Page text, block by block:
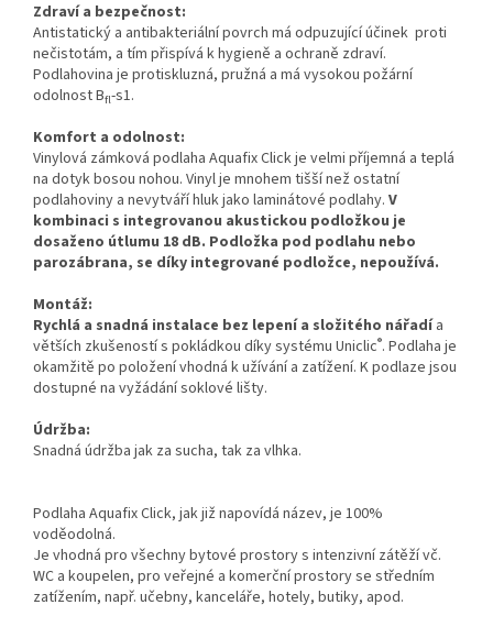
Zdraví a bezpečnost:
Antistatický a antibakteriální povrch má odpuzující účinek proti
nečistotám, a tím přispívá k hygieně a ochraně zdraví.
Podlahovina je protiskluzná, pružná a má vysokou požární
odolnost Bfl-s1.
Komfort a odolnost:
Vinylová zámková podlaha Aquafix Clickje velmi příjemná a teplá
na dotyk bosou nohou. Vinyl je mnohem tišší než ostatní
podlahoviny a nevytváří hluk jako laminátové podlahy. V
kombinaci s integrovanou akustickou podložkou je
dosaženo útlumu 18 dB. Podložka pod podlahu nebo
parozábrana, se díky integrované podložce, nepoužívá.
Montáž:
Rychlá a snadná instalace bez lepení a složitého nářadía
větších zkušeností s pokládkou díky systému Uniclic®. Podlaha je
okamžitě po položení vhodná k užívání a zatížení. K podlaze jsou
dostupné na vyžádání soklové lišty.
Údržba:
Snadná údržba jak za sucha, tak za vlhka.
Podlaha Aquafix Click, jak již napovídá název, je 100%
voděodolná.
Je vhodná pro všechny bytové prostory s intenzivní zátěží vč.
WC a koupelen, pro veřejné a komerční prostory se středním
zatížením, např. učebny, kanceláře, hotely, butiky, apod.